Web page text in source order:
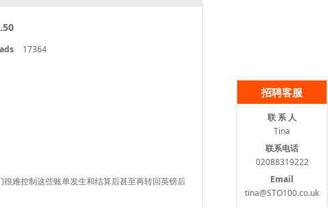
17364
难控制这些账单发生和结算后甚至再转回英镑后
招聘客服
联 系 人
Tina
联系电话
02088319222
Email
tina@STO100.co.uk